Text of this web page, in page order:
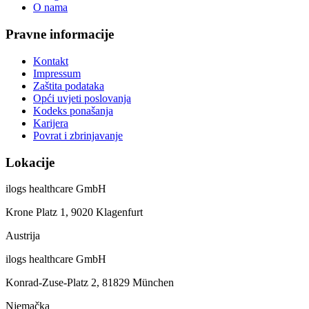
O nama
Pravne informacije
Kontakt
Impressum
Zaštita podataka
Opći uvjeti poslovanja
Kodeks ponašanja
Karijera
Povrat i zbrinjavanje
Lokacije
ilogs healthcare GmbH
Krone Platz 1, 9020 Klagenfurt
Austrija
ilogs healthcare GmbH
Konrad-Zuse-Platz 2, 81829 München
Njemačka